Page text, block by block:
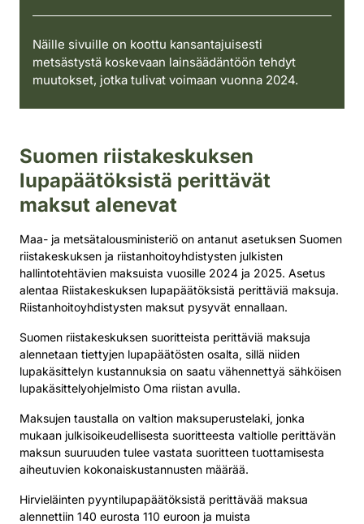
Näille sivuille on koottu kansantajuisesti
metsästystä koskevaan lainsäädäntöön tehdyt
muutokset, jotka tulivat voimaan vuonna 2024.
Suomen riistakeskuksen
lupapäätöksistä perittävät
maksut alenevat
Maa- ja metsätalousministeriö on antanut asetuksen Suomen
riistakeskuksen ja riistanhoitoyhdistysten julkisten
hallintotehtävien maksuista vuosille 2024 ja 2025. Asetus
alentaa Riistakeskuksen lupapäätöksistä perittäviä maksuja.
Riistanhoitoyhdistysten maksut pysyvät ennallaan.
Suomen riistakeskuksen suoritteista perittäviä maksuja
alennetaan tiettyjen lupapäätösten osalta, sillä niiden
lupakäsittelyn kustannuksia on saatu vähennettyä sähköisen
lupakäsittelyohjelmisto Oma riistan avulla.
Maksujen taustalla on valtion maksuperustelaki, jonka
mukaan julkisoikeudellisesta suoritteesta valtiolle perittävän
maksun suuruuden tulee vastata suoritteen tuottamisesta
aiheutuvien kokonaiskustannusten määrää.
Hirvieläinten pyyntilupapäätöksistä perittävää maksua
alennettiin 140 eurosta 110 euroon ja muista